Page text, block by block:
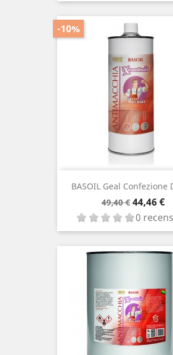
BASOIL Geal Confezione
Prezzo
base
49,40 €
-10%
Prezzo
44,46 €
0